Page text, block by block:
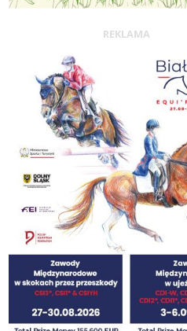
REKLAMA